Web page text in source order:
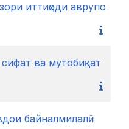
иттиҳоди аврупо
ва мутобиқат
байналмилалӣ